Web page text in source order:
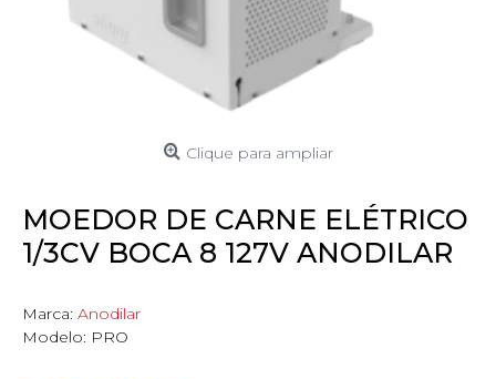
Clique para ampliar
MOEDOR DE CARNE ELÉTRICO
1/3CV BOCA 8 127V ANODILAR
Marca: Anodilar
Modelo: PRO